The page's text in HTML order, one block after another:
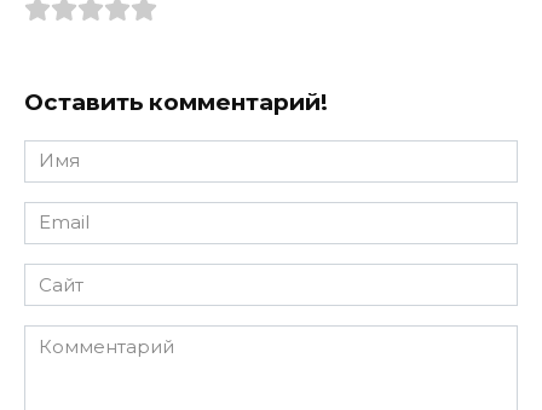
Оставить комментарий!
Имя
*
Email
*
Сайт
Комментарий